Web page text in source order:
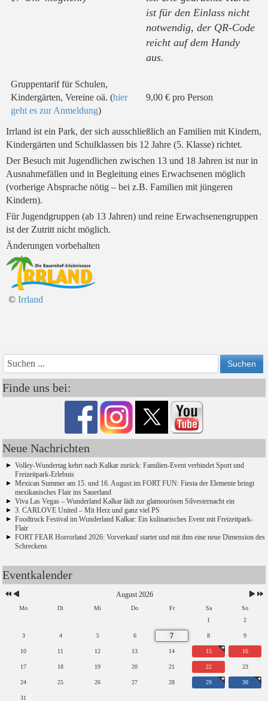
ist für den Einlass nicht
notwendig, der QR-Code
reicht auf dem Handy
aus.
Gruppentarif für Schulen,
Kindergärten, Vereine oä. (hier
geht es zur Anmeldung)
9,00 € pro Person
Irrland ist ein Park, der sich ausschließlich an Familien mit Kindern,
Kindergärten und Schulklassen bis 12 Jahre (5. Klasse) richtet.
Der Besuch mit Jugendlichen zwischen 13 und 18 Jahren ist nur in
Ausnahmefällen und in Begleitung eines Erwachsenen möglich
(vorherige Absprache nötig – bei z.B. Familien mit jüngeren
Kindern).
Für Jugendgruppen (ab 13 Jahren) und reine Erwachsenengruppen
ist der Zutritt nicht möglich.
Änderungen vorbehalten
© Irrland
Finde uns bei:
Neue Nachrichten
Volley-Wundertag kehrt nach Kalkar zurück: Familien-Event verbindet Sport und
Freizeitpark-Erlebnis
Mexican Summer am 15. und 16. August im FORT FUN: Fiesta der Elemente bringt
mexikanisches Flair ins Sauerland
Viva Las Vegas – Wunderland Kalkar lädt zur glamourösen Silvesternacht ein
3. CARLOVE United – Mit Herz und ganz viel PS
Foodtruck Festival im Wunderland Kalkar: Ein kulinarisches Event mit Freizeitpark-
Flair
FORT FEAR Horrorland 2026: Vorverkauf startet und mit ihm eine neue Dimension des
Schreckens
Eventkalender
Jahr Monat
Jahr
Monat
August 2026
Mo Di Mi Do Fr Sa
So
1
2
3 4 5 6 7 8 9
10 11 12 13 14 15 16
17 18 19 20 21 22 23
24 25 26 27 28 29 30
31